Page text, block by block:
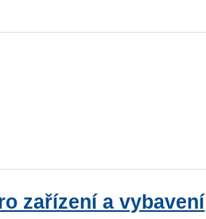
zařízení a vybavení